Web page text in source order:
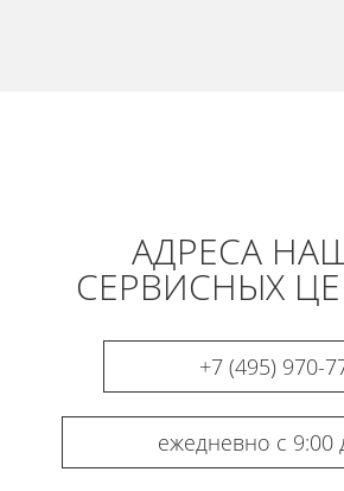
АДРЕСА
СЕРВИСНЫХ
+7 (495) 970-
ежедневно с 9:00